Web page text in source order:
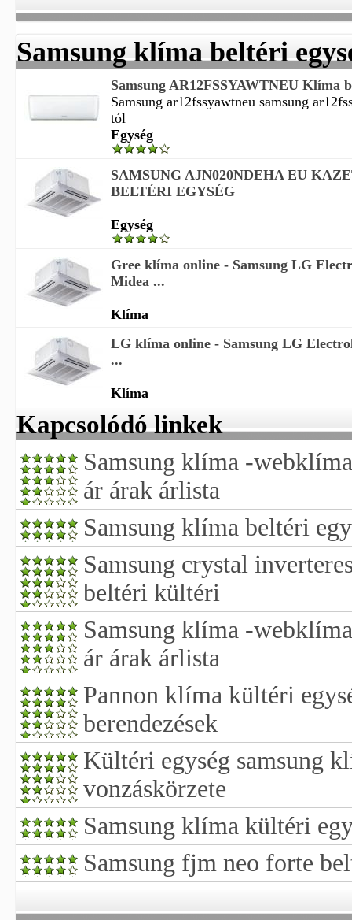
Samsung klíma beltéri
Samsung AR12FSSYAWTNEU Klíma
Samsung ar12fssyawtneu samsung
tól
Egység
SAMSUNG AJN020NDEHA EU
BELTÉRI EGYSÉG
Egység
Gree klíma online - Samsung LG
Midea ...
Klíma
LG klíma online - Samsung LG
...
Klíma
Kapcsolódó linkek
Samsung klíma -
ár árak árlista
Samsung klíma beltéri
Samsung crystal
beltéri kültéri
Samsung klíma -
ár árak árlista
Pannon klíma kültéri
berendezések
Kültéri egység samsung
vonzáskörzete
Samsung klíma kültéri
Samsung fjm neo forte